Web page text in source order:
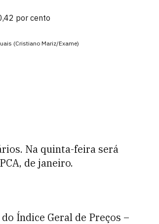
por cento
(Cristiano Mariz/Exame)
Na quinta-feira será
de janeiro.
Índice Geral de Preços –